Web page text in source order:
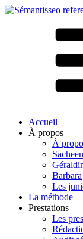
Accueil
À propos
À
Sacheen
Barbara
Les
La méthode
Prestations
Les